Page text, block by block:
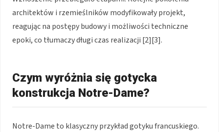
architektów i rzemieślników modyfikowały projekt,
reagując na postępy budowy i możliwości techniczne
epoki, co tłumaczy długi czas realizacji [2][3].
Czym wyróżnia się gotycka
konstrukcja Notre-Dame?
Notre-Dame to klasyczny przykład gotyku francuskiego.